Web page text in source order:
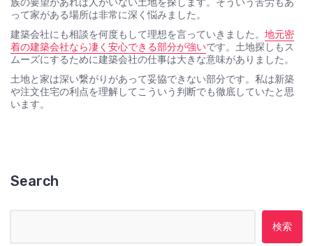
族の要望があれば人がいない土地を探します。そういう苦労もあ
って家がある場所は非常に深く悩みました。
建築会社にも相談を何度もして理想を言っていきました。 地元密
着の建築会社なら凄く安心できる部分が強いです。土地探しもス
ムーズにするために建築会社の仕事は大きな意味がありました。
土地と家は深い繋がりがあって妥協できない部分です。私は新築
や注文住宅の利点を理解してこういう判断でも徹底していたと思
います。
Search